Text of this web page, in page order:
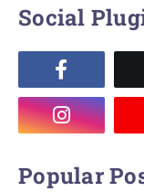
Social
Popular